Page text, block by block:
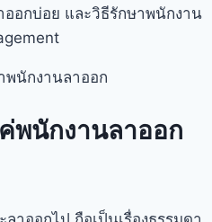
อกบ่อย และวิธีรักษาพนักงาน
พนักงานลาออก